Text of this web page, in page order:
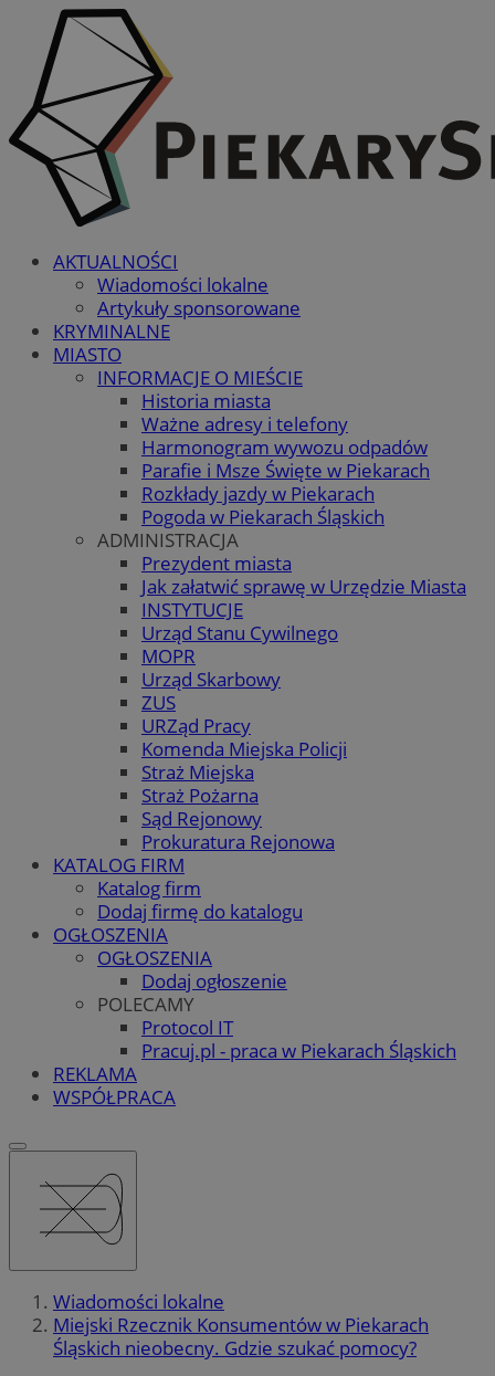
AKTUALNOŚCI
Wiadomości lokalne
Artykuły sponsorowane
KRYMINALNE
MIASTO
INFORMACJE O MIEŚCIE
Historia miasta
Ważne adresy i telefony
Harmonogram wywozu odpadów
Parafie i Msze Święte w Piekarach
Rozkłady jazdy w Piekarach
Pogoda w Piekarach Śląskich
ADMINISTRACJA
Prezydent miasta
Jak załatwić sprawę w Urzędzie Miasta
INSTYTUCJE
Urząd Stanu Cywilnego
MOPR
Urząd Skarbowy
ZUS
URZąd Pracy
Komenda Miejska Policji
Straż Miejska
Straż Pożarna
Sąd Rejonowy
Prokuratura Rejonowa
KATALOG FIRM
Katalog firm
Dodaj firmę do katalogu
OGŁOSZENIA
OGŁOSZENIA
Dodaj ogłoszenie
POLECAMY
Protocol IT
Pracuj.pl - praca w Piekarach Śląskich
REKLAMA
WSPÓŁPRACA
Wiadomości lokalne
Miejski Rzecznik Konsumentów w Piekarach
Śląskich nieobecny. Gdzie szukać pomocy?